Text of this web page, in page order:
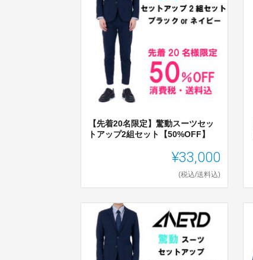
【先着20名限定】驚動スーツセッ
トアップ2組セット【50%OFF】
¥33,000
(税込/送料込)